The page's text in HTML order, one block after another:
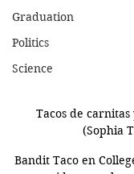
Graduation
Politics
Science
Tacos de carnitas
(Sophia
Bandit Taco en